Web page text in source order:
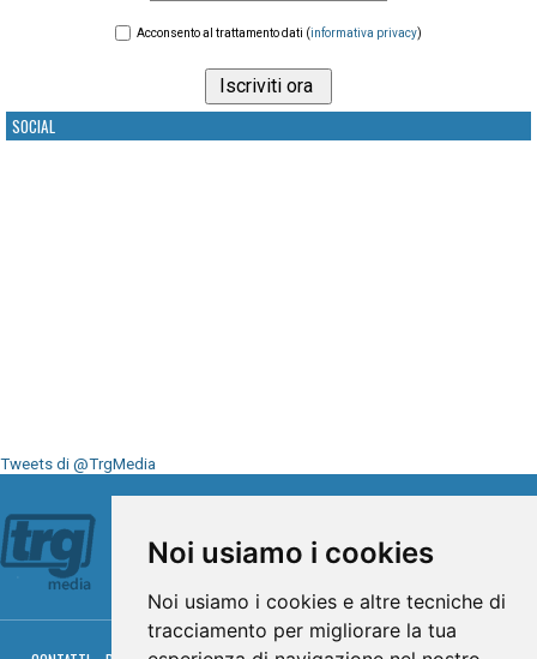
Noi usiamo i cookies
Noi usiamo i cookies e altre tecniche di
tracciamento per migliorare la tua
Acconsento al trattamento dati (informativa privacy)
SOCIAL
Tweets di @TrgMedia